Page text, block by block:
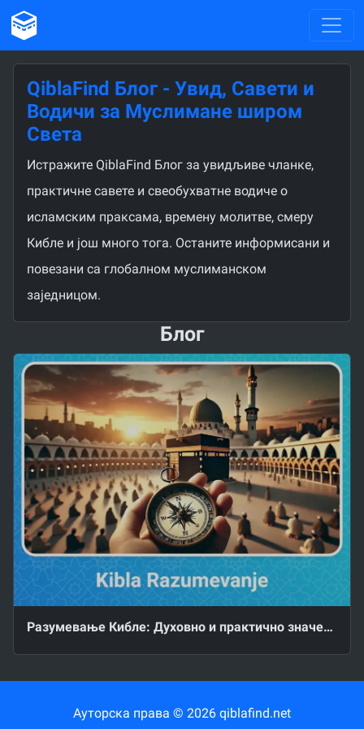
QiblaFind Блог - Увид, Савети и
Водичи за Муслимане широм
Света
Истражите QiblaFind Блог за увидљиве чланке,
практичне савете и свеобухватне водиче о
исламским праксама, времену молитве, смеру
Кибле и још много тога. Останите информисани и
повезани са глобалном муслиманском
заједницом.
Блог
Разумевање Кибле: Духовно и практично значење
Ауторска права © 2026 qiblafind.net